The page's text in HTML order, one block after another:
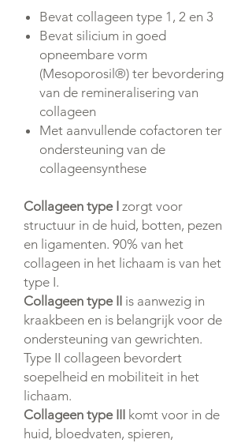
Bevat collageen type 1, 2 en 3
Bevat silicium in goed
opneembare vorm
(Mesoporosil®) ter bevordering
van de remineralisering van
collageen
Met aanvullende cofactoren ter
ondersteuning van de
collageensynthese
Collageen type I zorgt voor
structuur in de huid, botten, pezen
en ligamenten. 90% van het
collageen in het lichaam is van het
type I.
Collageen type II is aanwezig in
kraakbeen en is belangrijk voor de
ondersteuning van gewrichten.
Type II collageen bevordert
soepelheid en mobiliteit in het
lichaam.
Collageen type III komt voor in de
huid, bloedvaten, spieren,